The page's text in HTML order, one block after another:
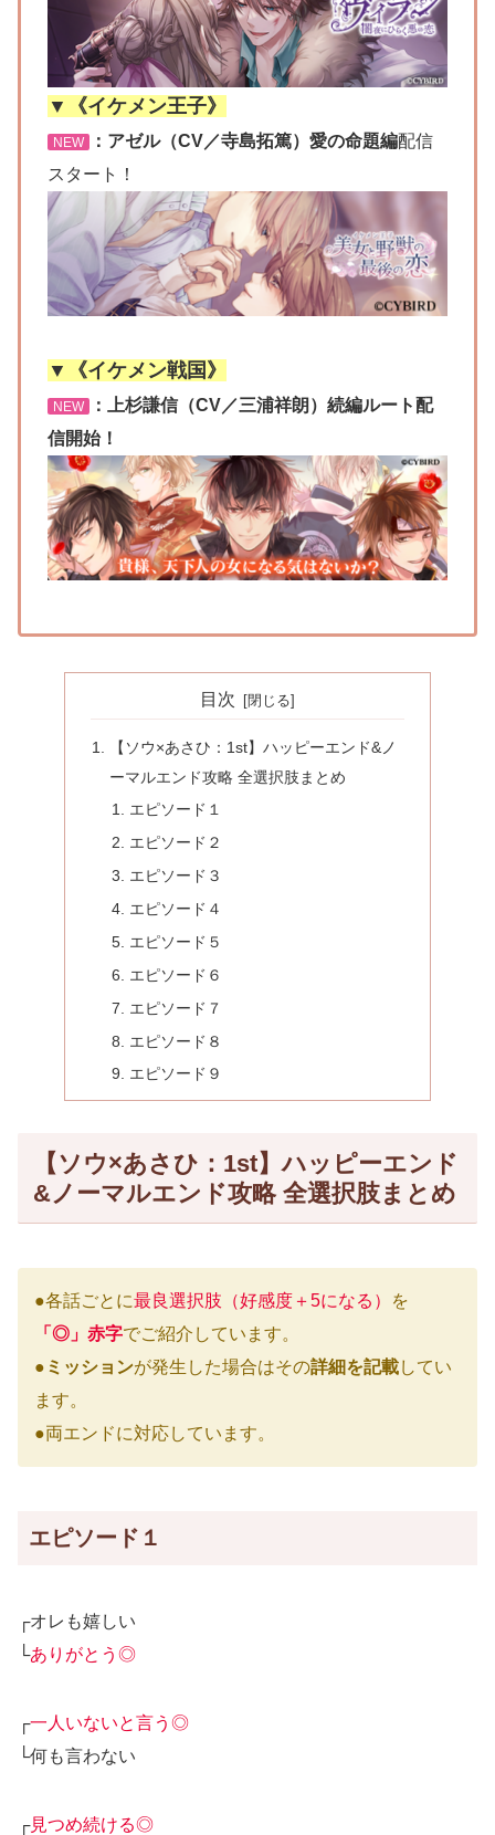
▼《イケメン王子》
NEW ：アゼル（CV／寺島拓篤）愛の命題編配信
スタート！
▼《イケメン戦国》
NEW
：上杉謙信（CV／三浦祥朗）続編ルート配
信開始！
目次
【ソウ×あさひ：1st】ハッピーエンド&ノ
ーマルエンド攻略 全選択肢まとめ
エピソード１
エピソード２
エピソード３
エピソード４
エピソード５
エピソード６
エピソード７
エピソード８
エピソード９
【ソウ×あさひ：1st】ハッピーエンド
&ノーマルエンド攻略 全選択肢まとめ
●各話ごとに最良選択肢（好感度＋5になる）
を
「◎」赤字でご紹介しています。
● ミッションが発生した場合はその詳細を記載してい
ます。
●両エンドに対応しています。
エピソード１
┌オレも嬉しい
└ありがとう◎
┌一人いないと言う◎
└何も言わない
┌見つめ続ける◎